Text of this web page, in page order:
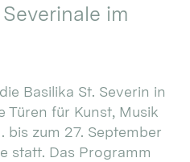
im
Basilika St. Severin in
Türen für Kunst, Musik
bis zum 27. September
statt. Das Programm